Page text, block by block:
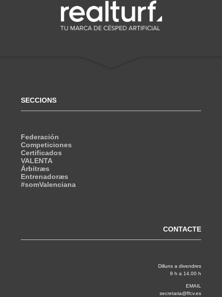
SECCIONS
Federación
Competiciones
Certificados
VALENTA
Árbitræs
Entrenadoræs
#somValenciana
CONTACTE
Dilluns a divendres
9 h a 14.00 h
EMAIL
secretaria@ffcv.es